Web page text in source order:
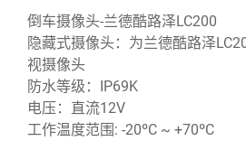
倒车摄像头-兰德酷路泽LC200
隐藏式摄像头：为兰德酷路泽
视摄像头
防水等级：IP69K
电压：直流12V
工作温度范围: -20ºC ~ +70ºC